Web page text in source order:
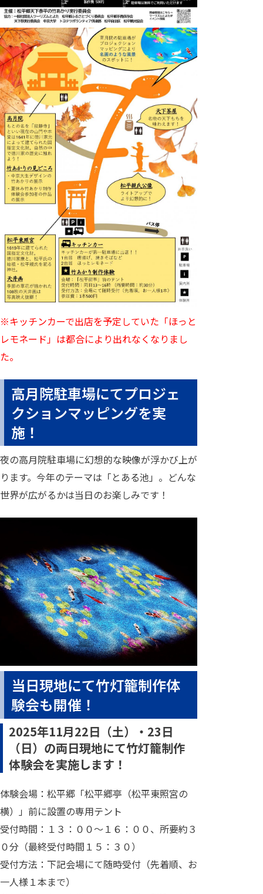
※キッチンカーで出店を予定していた「ほっと
レモネード」は都合により出れなくなりまし
た。
高月院駐車場にてプロジェ
クションマッピングを実
施！
夜の高月院駐車場に幻想的な映像が浮かび上が
ります。今年のテーマは「とある池」。どんな
世界が広がるかは当日のお楽しみです！
当日現地にて竹灯籠制作体
験会も開催！
2025年11月22日（土）・23日
（日）の両日現地にて竹灯籠制作
体験会を実施します！
体験会場：松平郷「松平郷亭（松平東照宮の
横）」前に設置の専用テント
受付時間：１３：００～１６：００、所要約３
０分（最終受付時間１５：３０）
受付方法：下記会場にて随時受付（先着順、お